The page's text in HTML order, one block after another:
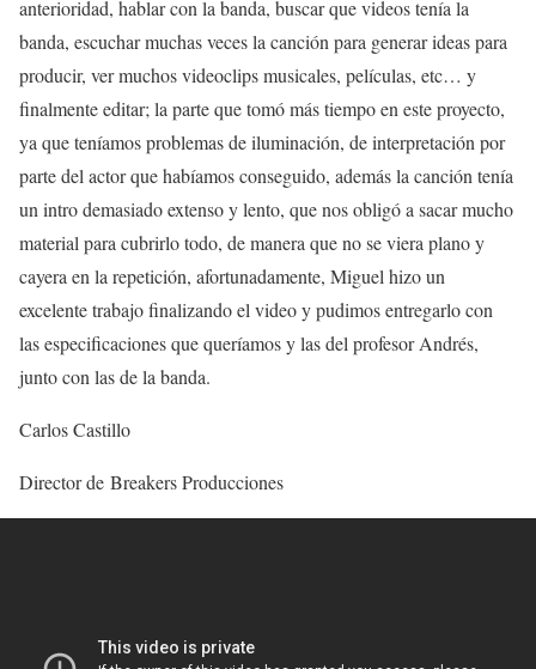
anterioridad, hablar con la banda, buscar que videos tenía la
banda, escuchar muchas veces la canción para generar ideas para
producir, ver muchos videoclips musicales, películas, etc… y
finalmente editar; la parte que tomó más tiempo en este proyecto,
ya que teníamos problemas de iluminación, de interpretación por
parte del actor que habíamos conseguido, además la canción tenía
un intro demasiado extenso y lento, que nos obligó a sacar mucho
material para cubrirlo todo, de manera que no se viera plano y
cayera en la repetición, afortunadamente, Miguel hizo un
excelente trabajo finalizando el video y pudimos entregarlo con
las especificaciones que queríamos y las del profesor Andrés,
junto con las de la banda.
Carlos Castillo
Director de Breakers Producciones